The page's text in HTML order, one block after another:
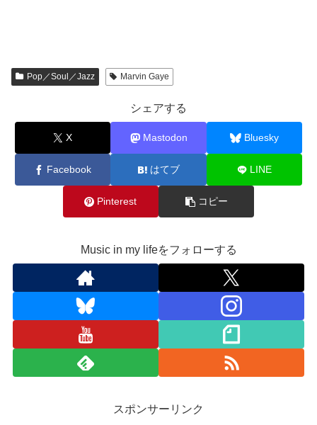
Pop／Soul／Jazz Marvin Gaye
シェアする
X Mastodon Bluesky
Facebook はてブ LINE
Pinterest コピー
Music in my lifeをフォローする
スポンサーリンク